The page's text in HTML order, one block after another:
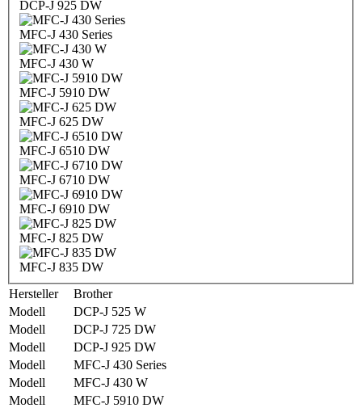
DCP-J 925 DW
MFC-J 430 Series
MFC-J 430 W
MFC-J 5910 DW
MFC-J 625 DW
MFC-J 6510 DW
MFC-J 6710 DW
MFC-J 6910 DW
MFC-J 825 DW
MFC-J 835 DW
Hersteller
Brother
Modell
DCP-J 525 W
Modell
DCP-J 725 DW
Modell
DCP-J 925 DW
Modell
MFC-J 430 Series
Modell
MFC-J 430 W
Modell
MFC-J 5910 DW